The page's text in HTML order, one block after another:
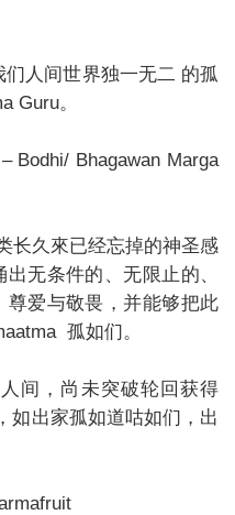
人间世界独一无二 的孤
Guru。
Bhagawan Marga
长久來已经忘掉的神圣感
无条件的、无限止的、
爱与敬畏，并能够把此
孤如们。
，尚未突破轮回获得
如出家孤如道咕如们，出